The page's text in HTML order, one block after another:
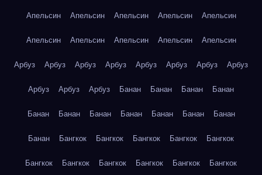
Апельсин Апельсин Апельсин Апельсин Апельсин
Апельсин Апельсин Апельсин Апельсин Апельсин
Арбуз Арбуз Арбуз Арбуз Арбуз Арбуз Арбуз Арбуз
Арбуз Арбуз Арбуз Банан Банан Банан Банан
Банан Банан Банан Банан Банан Банан Банан
Банан Бангкок Бангкок Бангкок Бангкок Бангкок
Бангкок Бангкок Бангкок Бангкок Бангкок Бангкок